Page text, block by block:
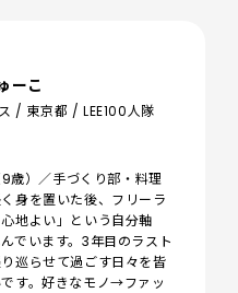
ーこ
/ 東京都 / LEE100人隊
歳）／手づくり部・料理
身を置いた後、フリーラ
地よい」という自分軸
でいます。3年目のラスト
巡らせて過ごす日々を皆
す。好きなモノ→ファッ